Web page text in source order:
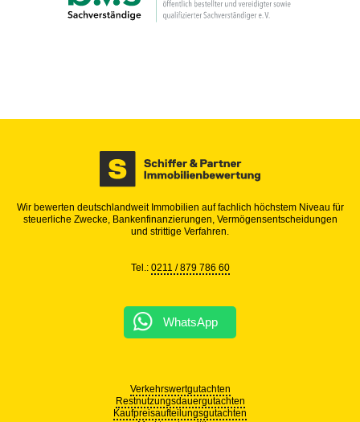
Wir bewerten deutschlandweit Immobilien auf fachlich höchstem Niveau für
steuerliche Zwecke, Bankenfinanzierungen, Vermögensentscheidungen
und strittige Verfahren.
Tel.: 0211 / 879 786 60
WhatsApp
Verkehrswertgutachten
Restnutzungsdauergutachten
Kaufpreisaufteilungsgutachten